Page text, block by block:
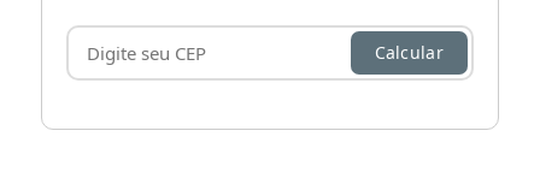
Calcular